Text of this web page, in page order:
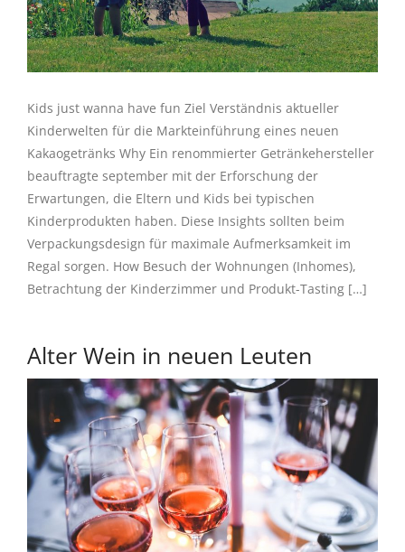
Kids just wanna have fun Ziel Verständnis aktueller
Kinderwelten für die Markteinführung eines neuen
Kakaogetränks Why Ein renommierter Getränkehersteller
beauftragte september mit der Erforschung der
Erwartungen, die Eltern und Kids bei typischen
Kinderprodukten haben. Diese Insights sollten beim
Verpackungsdesign für maximale Aufmerksamkeit im
Regal sorgen. How Besuch der Wohnungen (Inhomes),
Betrachtung der Kinderzimmer und Produkt-Tasting […]
Alter Wein in neuen Leuten